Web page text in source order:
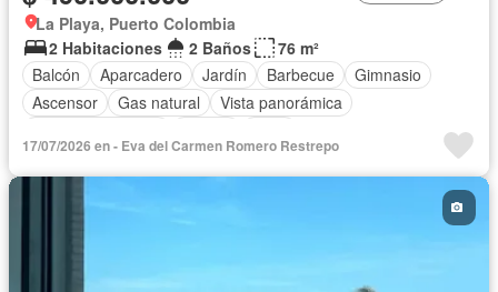
La Playa, Puerto Colombia
2 Habitaciones
2 Baños
76 m²
Balcón
Aparcadero Jardín Barbecue
Gimnasio
Ascensor
Gas natural
Vista panorámica
17/07/2026 en - Eva del Carmen Romero Restrepo